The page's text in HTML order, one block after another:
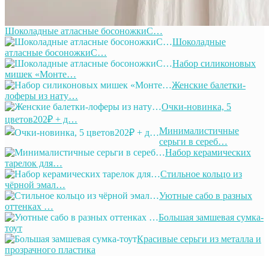
Шоколадные атласные босоножкиС…
Шоколадные
атласные босоножкиС…
Набор силиконовых
мишек «Монте…
Женские балетки-
лоферы из нату…
Очки-новинка, 5
цветов202₽ + д…
Минималистичные
серьги в сереб…
Набор керамических
тарелок для…
Стильное кольцо из
чёрной эмал…
Уютные сабо в разных
оттенках …
Большая замшевая сумка-
тоут
Красивые серьги из металла и
прозрачного пластика